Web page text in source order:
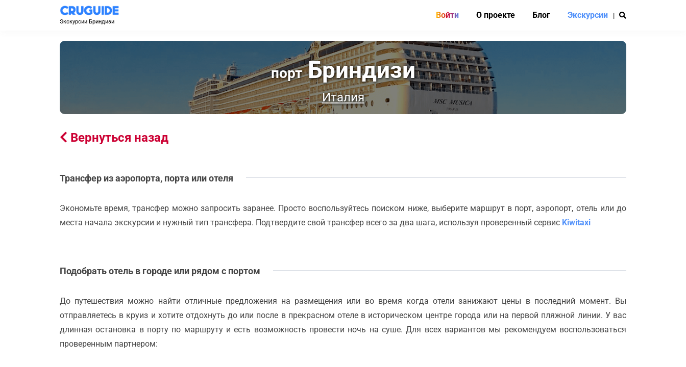
Экскурсии Бриндизи
Войти О проекте Блог Экскурсии |
портБриндизи
Италия
Вернуться назад
Трансфер из аэропорта, порта или отеля
Экономьте время, трансфер можно запросить заранее. Просто воспользуйтесь поиском ниже, выберите маршрут в порт, аэропорт, отель или до
места начала экскурсии и нужный тип трансфера. Подтвердите свой трансфер всего за два шага, используя проверенный сервис Kiwitaxi
Подобрать отель в городе или рядом с портом
До путешествия можно найти отличные предложения на размещения или во время когда отели занижают цены в последний момент. Вы
отправляетесь в круиз и хотите отдохнуть до или после в прекрасном отеле в историческом центре города или на первой пляжной линии. У вас
длинная остановка в порту по маршруту и есть возможность провести ночь на суше. Для всех вариантов мы рекомендуем воспользоваться
проверенным партнером: